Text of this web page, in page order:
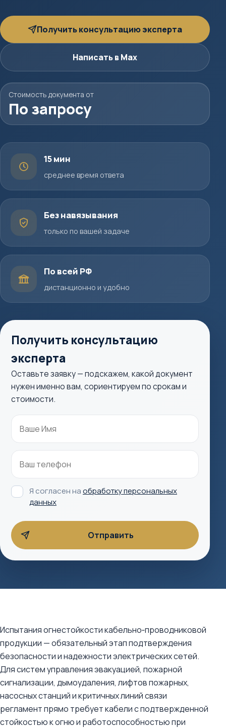
Получить консультацию эксперта
Написать в Max
Стоимость документа от
По запросу
15 мин
среднее время ответа
Без навязывания
только по вашей задаче
По всей РФ
дистанционно и удобно
Получить консультацию
эксперта
Оставьте заявку — подскажем, какой документ
нужен именно вам, сориентируем по срокам и
стоимости.
Я согласен наобработку персональных
данных
Испытания огнестойкости кабельно‑проводниковой
продукции — обязательный этап подтверждения
безопасности и надежности электрических сетей.
Для систем управления эвакуацией, пожарной
сигнализации, дымоудаления, лифтов пожарных,
насосных станций и критичных линий связи
регламент прямо требует кабели с подтвержденной
стойкостью к огню и работоспособностью при